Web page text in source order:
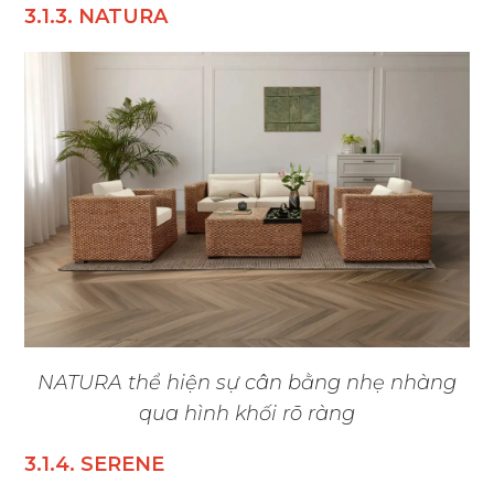
3.1.3. NATURA
NATURA thể hiện sự cân bằng nhẹ nhàng
qua hình khối rõ ràng
3.1.4. SERENE